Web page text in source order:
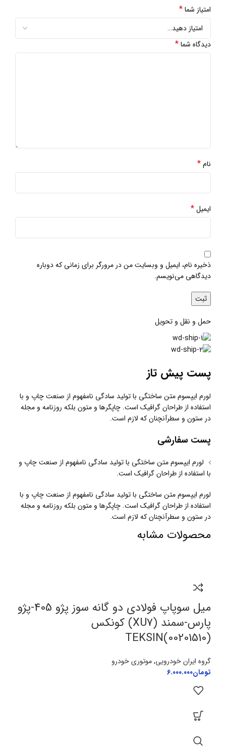
امتیاز شما*
دیدگاه شما*
نام*
ایمیل*
ذخیره نام، ایمیل و وبسایت من در مرورگر برای زمانی که دوباره
دیدگاهی می‌نویسم.
حمل و نقل و تحویل
پست پیش تاز
لورم ایپسوم متن ساختگی با تولید سادگی نامفهوم از صنعت چاپ و با
استفاده از طراحان گرافیک است. چاپگرها و متون بلکه روزنامه و مجله
در ستون و سطرآنچنان که لازم است.
پست سفارشی
لورم ایپسوم متن ساختگی با تولید سادگی نامفهوم از صنعت چاپ و
با استفاده از طراحان گرافیک است.
لورم ایپسوم متن ساختگی با تولید سادگی نامفهوم از صنعت چاپ و با
استفاده از طراحان گرافیک است. چاپگرها و متون بلکه روزنامه و مجله
در ستون و سطرآنچنان که لازم است.
محصولات مشابه
میل سوپاپ فولادی دو گانه سوز پژو 405-پژو
پارس-سمند (XU7) کونکس
TEKSIN(00201510)
گروه ایران خودرویی,موتوری خودرو
تومان۶.۰۰۰.۰۰۰